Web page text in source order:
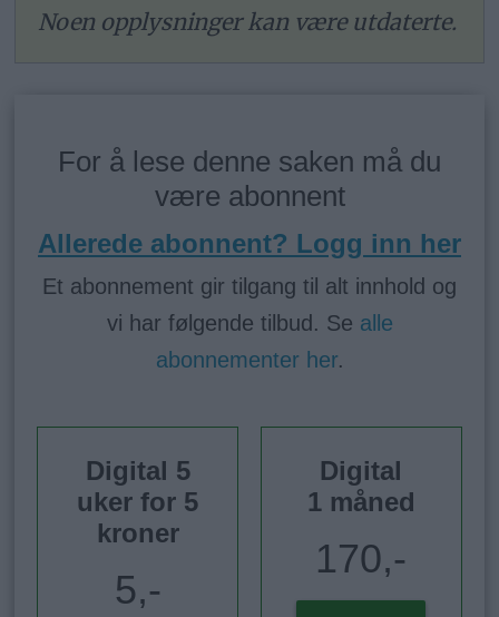
Noen opplysninger kan være utdaterte.
For å lese denne saken må du
være abonnent
Allerede abonnent? Logg inn her
Et abonnement gir tilgang til alt innhold og
vi har følgende tilbud. Se alle
abonnementer her.
Digital 5
uker for 5
kroner
5,-
Digital
1 måned
170,-